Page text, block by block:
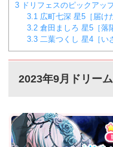
3 ドリフェスのピックアッ
3.1 広町七深 星5［届け
3.2 倉田ましろ 星5［落
3.3 二葉つくし 星4［い
2023年9月ドリー